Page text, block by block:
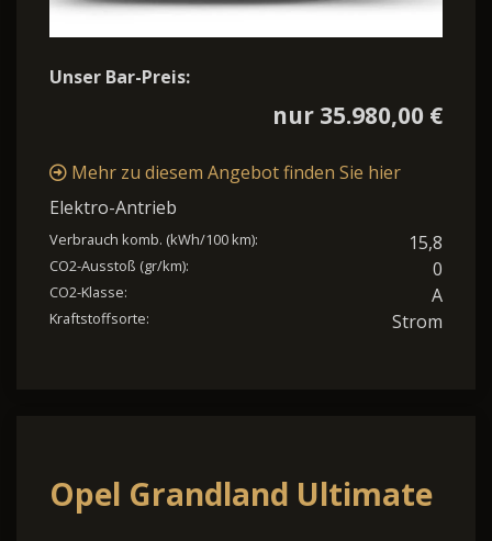
Unser Bar-Preis:
nur 35.980,00 €
Mehr zu diesem Angebot finden Sie hier
Elektro-Antrieb
Verbrauch komb. (kWh/100 km): 15,8
CO2-Ausstoß (gr/km): 0
CO2-Klasse: A
Kraftstoffsorte: Strom
Opel Grandland Ultimate